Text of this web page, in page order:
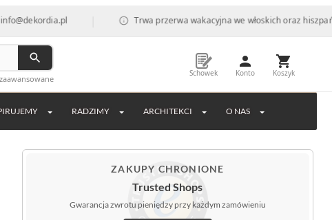
| Trwa przerwa wakacyjna we włoskich oraz hiszpańskich
Schowek Konto Koszyk
RADZIMY ARCHITEKCI O NAS
ZAKUPY CHRONIONE
Trusted Shops
Gwarancja zwrotu pieniędzy przy każdym zamówieniu